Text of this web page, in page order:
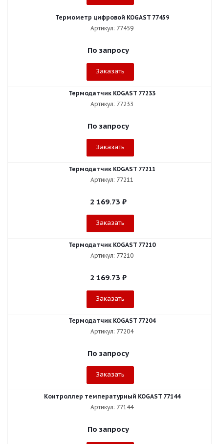
Термометр цифровой KOGAST 77459
Артикул: 77459
По запросу
Заказать
Термодатчик KOGAST 77233
Артикул: 77233
По запросу
Заказать
Термодатчик KOGAST 77211
Артикул: 77211
2 169.73 ₽
Заказать
Термодатчик KOGAST 77210
Артикул: 77210
2 169.73 ₽
Заказать
Термодатчик KOGAST 77204
Артикул: 77204
По запросу
Заказать
Контроллер температурный KOGAST 77144
Артикул: 77144
По запросу